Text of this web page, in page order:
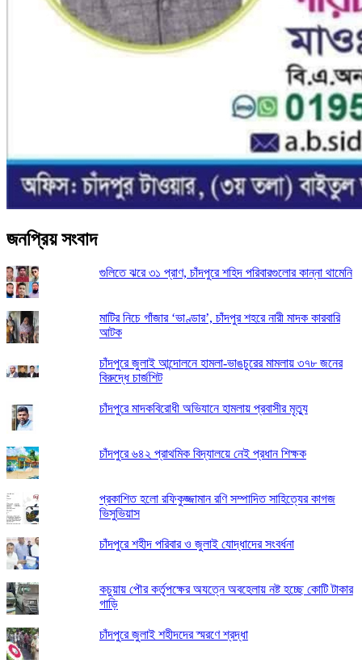
জনপ্রিয় সংবাদ
গুলিতে ঝরে ৩১ প্রাণ, চাঁদপুরে শহিদ পরিবারগুলোর কান্না থামেনি
মাটির নিচে গাঁজার ‘ভাণ্ডার’, চাঁদপুর শহরে নারী মাদক কারবারি
আটক
চাঁদপুরে জুলাই আন্দোলনে হামলা-ভাঙচুরের মামলায় ৩৭৮ জনের
বিরুদ্ধে চার্জশিট
চাঁদপুরে মাদকবিরোধী অভিযানে হামলায় প্রবাসীর মৃত্যু
চাঁদপুরে ৬৪২ প্রাথমিক বিদ্যালয়ে নেই প্রধান শিক্ষক
প্রকাশিত হলো রফিকুজ্জামান রণি সম্পাদিত সাহিত্যের কাগজ
ভিসুভিয়াস
চাঁদপুরে শহীদ পরিবার ও জুলাই যোদ্ধাদের সংবর্ধনা
কচুয়ায় পৌর কর্তৃপক্ষের অযত্নে অবহেলায় নষ্ট হচ্ছে কোটি টাকার
গাড়ি
চাঁদপুরে জুলাই শহীদদের স্মরণে শ্রদ্ধা